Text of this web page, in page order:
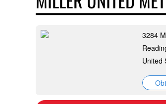
3284
United